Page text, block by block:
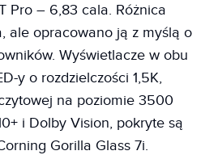
Pro – 6,83 cala. Różnica
ale opracowano ją z myślą o
Wyświetlacze w obu
y o rozdzielczości 1,5K,
na poziomie 3500
i Dolby Vision, pokryte są
Gorilla Glass 7i.